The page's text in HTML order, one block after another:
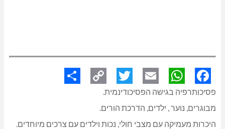
Facebook
WhatsApp
Email
Twitter
פסיכותרפיה בגישה הפסיכודינמית.
מבוגרים, נוער , ילדים, הדרכת הורים.
היכרות מעמיקה עם מצבי חולי, נכות וילדים עם צרכים מיוחדים.